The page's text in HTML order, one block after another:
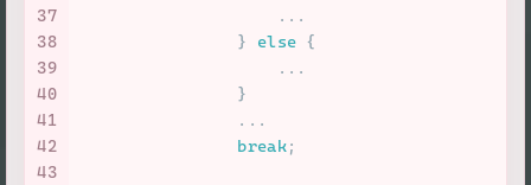
37
38
39
40
41
42
43
                    ...
                }
else {
                    ...
                }
                ...
break;